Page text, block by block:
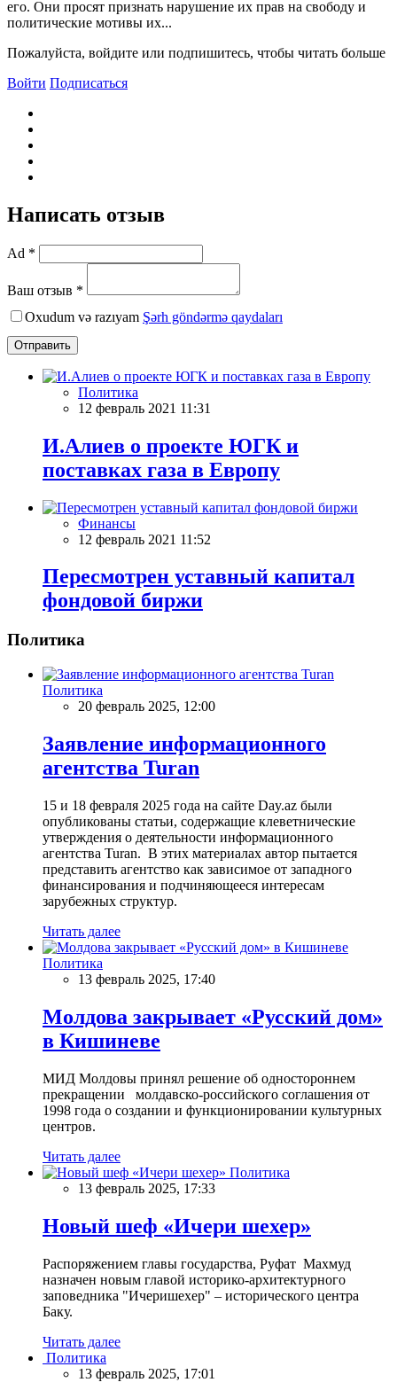
его. Они просят признать нарушение их прав на свободу и
политические мотивы их...
Пожалуйста, войдите или подпишитесь, чтобы читать больше
Войти Подписаться
Написать отзыв
Ad *
Ваш отзыв *
Oxudum və razıyam Şərh göndərmə qaydaları
Отправить
Политика
12 февраль 2021 11:31
И.Алиев о проекте ЮГК и
поставках газа в Европу
Финансы
12 февраль 2021 11:52
Пересмотрен уставный капитал
фондовой биржи
Политика
Политика
20 февраль 2025, 12:00
Заявление информационного
агентства Turan
15 и 18 февраля 2025 года на сайте Day.az были
опубликованы статьи, содержащие клеветнические
утверждения о деятельности информационного
агентства Turan. В этих материалах автор пытается
представить агентство как зависимое от западного
финансирования и подчиняющееся интересам
зарубежных структур.
Читать далее
Политика
13 февраль 2025, 17:40
Молдова закрывает «Русский дом»
в Кишиневе
МИД Молдовы принял решение об одностороннем
прекращении молдавско-российского соглашения от
1998 года о создании и функционировании культурных
центров.
Читать далее
Политика
13 февраль 2025, 17:33
Новый шеф «Ичери шехер»
Распоряжением главы государства, Руфат Махмуд
назначен новым главой историко-архитектурного
заповедника "Ичеришехер" – исторического центра
Баку.
Читать далее
Политика
13 февраль 2025, 17:01